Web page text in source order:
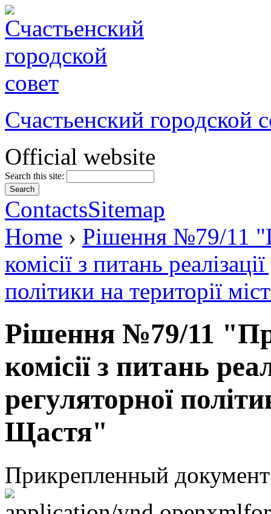
Счастьенский городской
Official website
Search this site:
ContactsSitemap
Home › Рішення №79/11
комісії з питань
політики на території
Рішення №79/11
комісії з питань
регуляторної
Щастя"
Прикрепленный